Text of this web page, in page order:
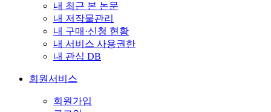
내 최근 본 논문
내 저작물관리
내 구매·신청 현황
내 서비스 사용권한
내 관심 DB
회원서비스
회원가입